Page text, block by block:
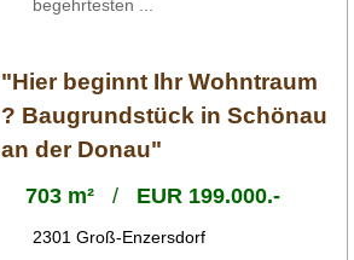
begehrtesten ...
"Hier beginnt Ihr Wohntraum
? Baugrundstück in Schönau
an der Donau"
703 m²/ EUR 199.000.-
2301 Groß-Enzersdorf